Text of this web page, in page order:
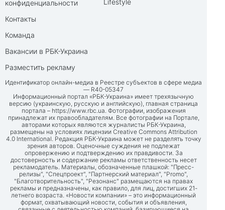
конфиденциальности
Контакты
Команда
Вакансии в РБК-Украина
Разместить рекламу
Lifestyle
Идентификатор онлайн-медиа в Реестре субъектов в сфере медиа
— R40-05347
Информационный портал «РБК-Украина» имеет трехязычную
версию (украинскую, русскую и английскую), главная страница
портала – https://www.rbc.ua. Фотографии, изображения
принадлежат их правообладателям. Все фотографии на Портале,
авторами которых являются журналисты РБК-Украина,
размещены на условиях лицензии Creative Commons Attribution
4.0 International. Редакция РБК-Украина может не разделять точку
зрения авторов. Оценочные суждения не подлежат
опровержению и подтверждению их правдивости. За
достоверность и содержание рекламы ответственность несет
рекламодатель. Материалы, обозначенные плашкой: "Пресс-
релизы", "Спецпроект", "Партнерский материал", "Promo",
"Благотворительность", "Резонанс" размещаются на правах
рекламы и предназначены, как правило, для лиц, достигших 21-
летнего возраста. «Новости компании» – это информационный
формат, охватывающий новости, события и объявления,